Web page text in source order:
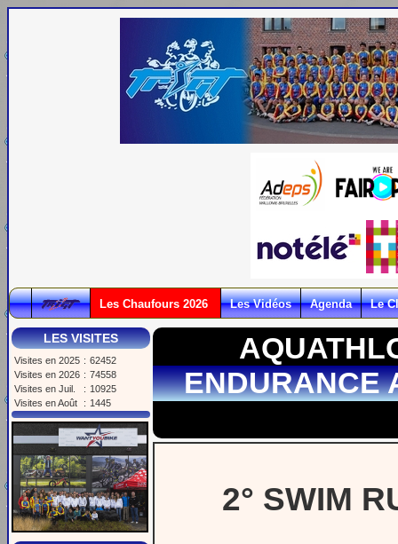
Les Chaufours 2026 Les Vidéos Agenda Le
LES VISITES
Visites en 2025 : 62452
Visites en 2026 : 74558
Visites en Juil.
: 10925
Visites en Août
: 1445
ENDURANCE
2° SWIM